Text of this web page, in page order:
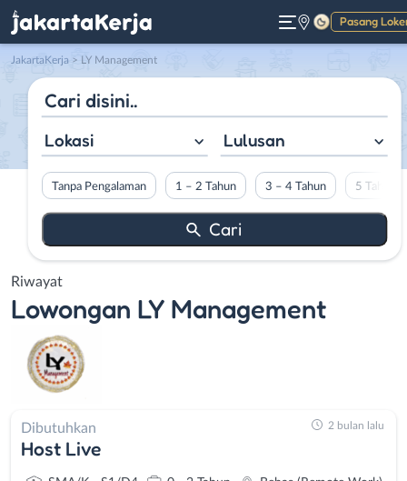
Pasang
Gelap
JakartaKerja > LY Management
Lokasi Lulusan
Tanpa Pengalaman 1 – 2 Tahun 3 – 4 Tahun 5 Tahun
Riwayat
Lowongan LY Management
Dibutuhkan
Host Live
2 bulan lalu